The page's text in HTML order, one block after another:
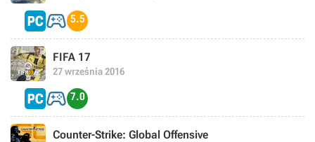
 5.5
FIFA 17
27 września 2016
 7.0
Counter-Strike: Global Offensive